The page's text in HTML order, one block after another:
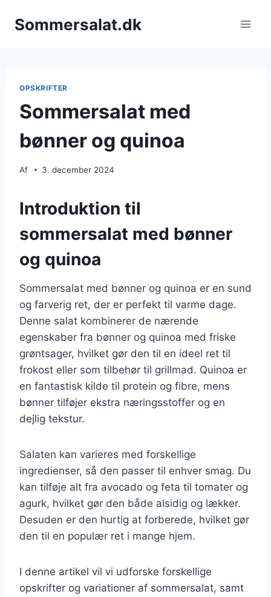
Sommersalat.dk
OPSKRIFTER
Sommersalat med
bønner og quinoa
Af 3. december 2024
Introduktion til
sommersalat med bønner
og quinoa
Sommersalat med bønner og quinoa er en sund
og farverig ret, der er perfekt til varme dage.
Denne salat kombinerer de nærende
egenskaber fra bønner og quinoa med friske
grøntsager, hvilket gør den til en ideel ret til
frokost eller som tilbehør til grillmad. Quinoa er
en fantastisk kilde til protein og fibre, mens
bønner tilføjer ekstra næringsstoffer og en
dejlig tekstur.
Salaten kan varieres med forskellige
ingredienser, så den passer til enhver smag. Du
kan tilføje alt fra avocado og feta til tomater og
agurk, hvilket gør den både alsidig og lækker.
Desuden er den hurtig at forberede, hvilket gør
den til en populær ret i mange hjem.
I denne artikel vil vi udforske forskellige
opskrifter og variationer af sommersalat, samt